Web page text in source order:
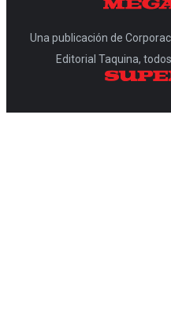
Una publicación de
Editorial Taquina,